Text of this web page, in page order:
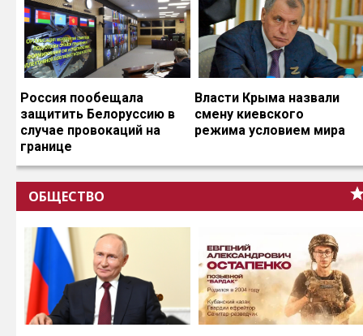
Россия пообещала
защитить Белоруссию в
случае провокаций на
границе
Власти Крыма назвали
смену киевского
режима условием мира
ОБЩЕСТВО